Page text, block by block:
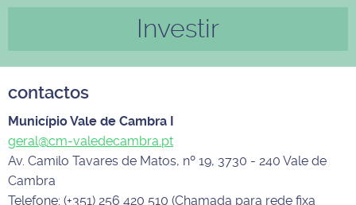
Investir
contactos
Município Vale de Cambra I
geral@cm-valedecambra.pt
Av. Camilo Tavares de Matos, nº 19, 3730 - 240 Vale de
Cambra
Telefone: (+351) 256 420 510 (Chamada para rede fixa